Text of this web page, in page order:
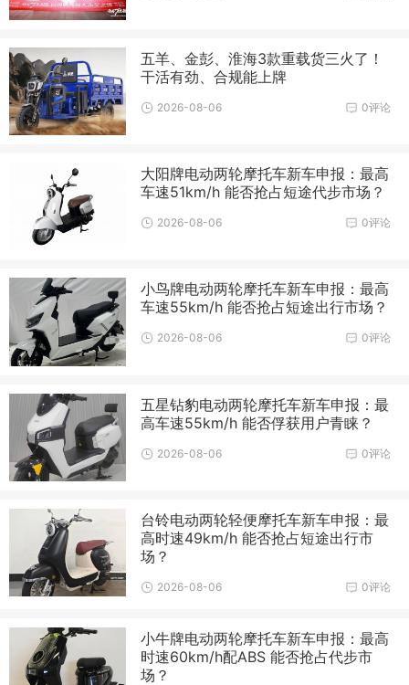
五羊、金彭、淮海3款重载货三火了！
干活有劲、合规能上牌
0评论
2026-08-06
大阳牌电动两轮摩托车新车申报：最高
车速51km/h 能否抢占短途代步市场？
0评论
2026-08-06
小鸟牌电动两轮摩托车新车申报：最高
车速55km/h 能否抢占短途出行市场？
0评论
2026-08-06
五星钻豹电动两轮摩托车新车申报：最
高车速55km/h 能否俘获用户青睐？
0评论
2026-08-06
台铃电动两轮轻便摩托车新车申报：最
高时速49km/h 能否抢占短途出行市
场？
0评论
2026-08-06
小牛牌电动两轮摩托车新车申报：最高
时速60km/h配ABS 能否抢占代步市
场？